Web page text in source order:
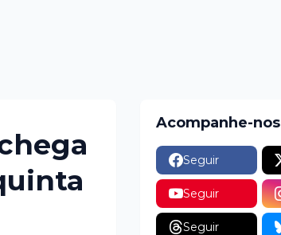
Acompanhe-nos
Seguir
Seguir
Seguir